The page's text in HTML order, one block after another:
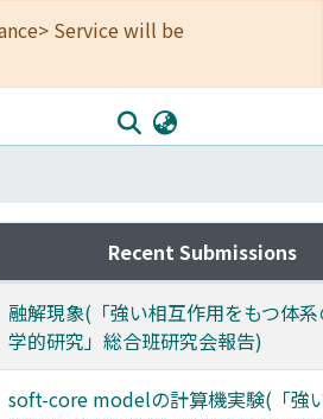
Service will be
Recent Submissions
融解現象(「強い相互作用をもつ体
学的研究」総合班研究会報告)
soft-core modelの計算機実験(「強